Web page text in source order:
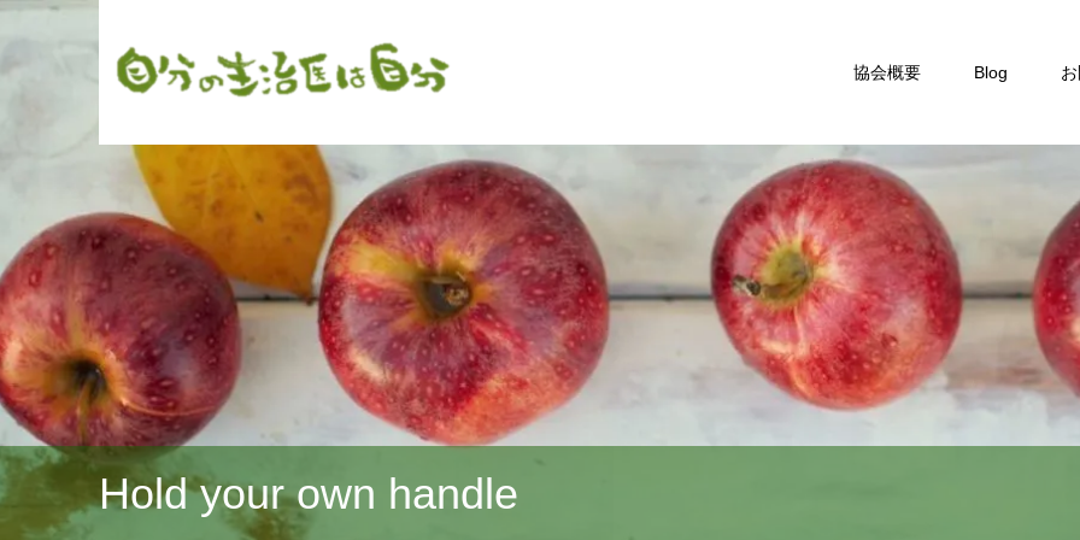
協会概要 Blog
Hold your own handle